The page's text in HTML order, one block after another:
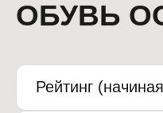
ОБУВЬ
Рейтинг